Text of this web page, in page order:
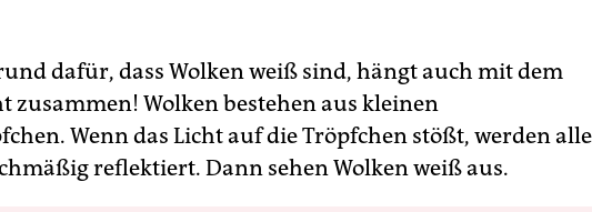
dafür, dass Wolken weiß sind, hängt auch mit dem
zusammen! Wolken bestehen aus kleinen
Wenn das Licht auf die Tröpfchen stößt, werden alle
reflektiert. Dann sehen Wolken weiß aus.